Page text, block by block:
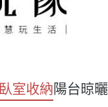
臥室收納陽台晾曬